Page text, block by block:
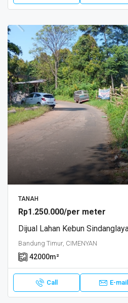
TANAH
Rp1.250.000/per meter
Bandung Timur, CIMENYAN
42000m²
Call E-mail